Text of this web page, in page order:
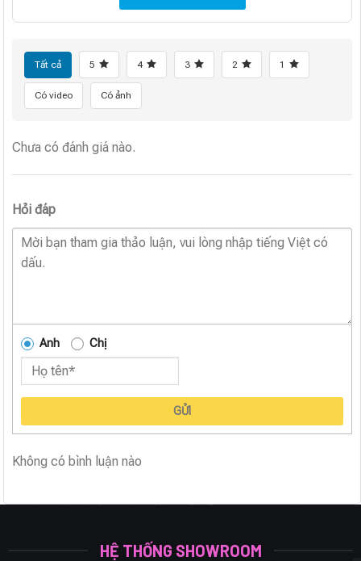
Tất cả 5 4 3 2 1
Có video Có ảnh
Chưa có đánh giá nào.
Hỏi đáp
Anh Chị
GỬI
Không có bình luận nào
HỆ THỐNG SHOWROOM